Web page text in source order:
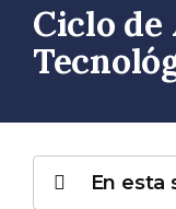
Nación
Ciclo
En esta